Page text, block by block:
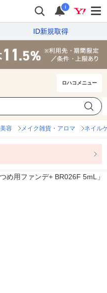
i
ID新規取得
ロハコメニュー
容 メイク雑貨・アロマ ネイル